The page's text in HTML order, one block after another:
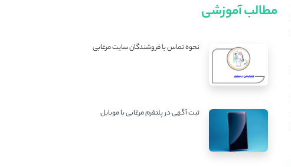
مطالب آموزشی
نحوه تماس با فروشندگان سایت مرغابی
ثبت آگهی در پلتفرم مرغابی با موبایل